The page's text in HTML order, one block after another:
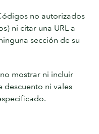
no autorizados
ni citar una URL a
sección de su
mostrar ni incluir
ni vales